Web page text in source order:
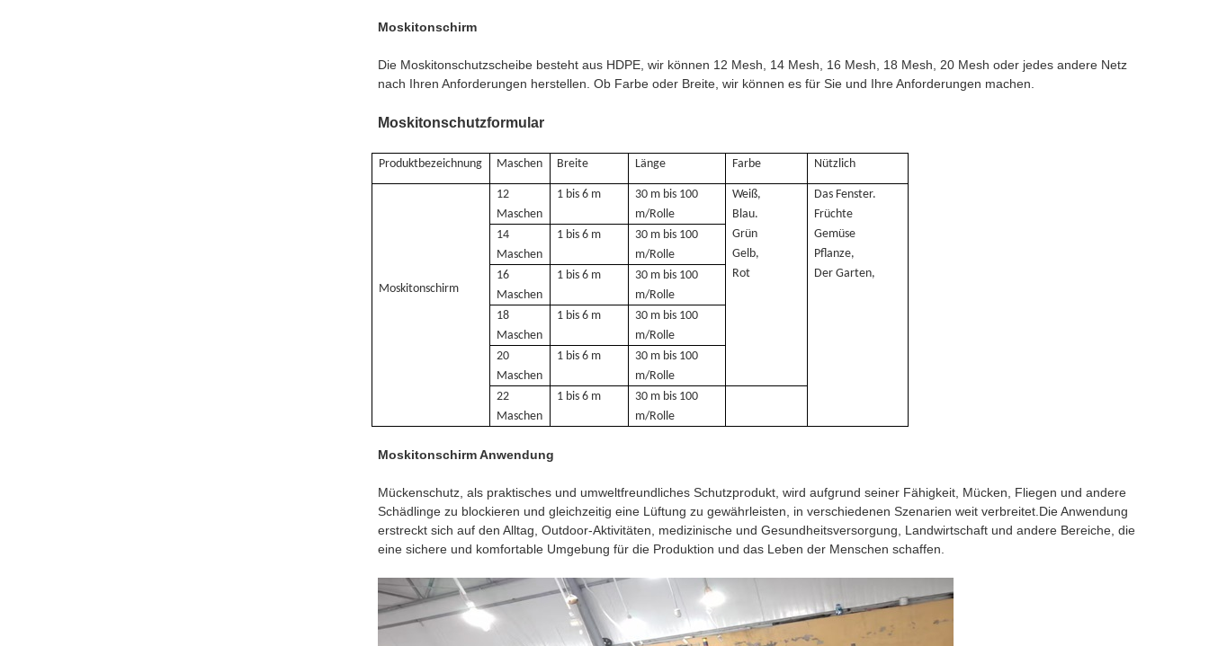
Moskitonschirm
Die Moskitonschutzscheibe besteht aus HDPE, wir können 12 Mesh, 14 Mesh, 16 Mesh, 18 Mesh, 20 Mesh oder jedes andere Netz
nach Ihren Anforderungen herstellen. Ob Farbe oder Breite, wir können es für Sie und Ihre Anforderungen machen.
Moskitonschutzformular
Produktbezeichnung Maschen Breite Länge Farbe Nützlich
Moskitonschirm
12
Maschen
1 bis 6 m
30 m bis 100
m/Rolle
Weiß,
Blau.
Grün
Gelb,
Rot
Das Fenster.
Früchte
Gemüse
Pflanze,
Der Garten,
14
Maschen
1 bis 6 m
30 m bis 100
m/Rolle
16
Maschen
1 bis 6 m
30 m bis 100
m/Rolle
18
Maschen
1 bis 6 m
30 m bis 100
m/Rolle
20
Maschen
1 bis 6 m
30 m bis 100
m/Rolle
22
Maschen
1 bis 6 m
30 m bis 100
m/Rolle
Moskitonschirm Anwendung
Mückenschutz, als praktisches und umweltfreundliches Schutzprodukt, wird aufgrund seiner Fähigkeit, Mücken, Fliegen und andere
Schädlinge zu blockieren und gleichzeitig eine Lüftung zu gewährleisten, in verschiedenen Szenarien weit verbreitet.Die Anwendung
erstreckt sich auf den Alltag, Outdoor-Aktivitäten, medizinische und Gesundheitsversorgung, Landwirtschaft und andere Bereiche, die
eine sichere und komfortable Umgebung für die Produktion und das Leben der Menschen schaffen.